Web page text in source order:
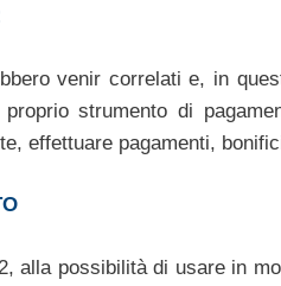
venir correlati e, in
strumento di
effettuare pagamenti,
alla possibilità di usare in